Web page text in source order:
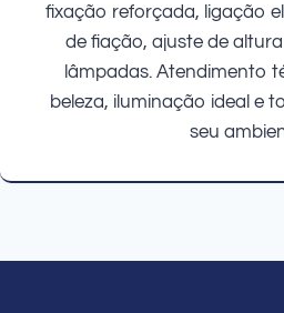
fixação reforçada, ligação
de fiação, ajuste de
lâmpadas. Atendimento
beleza, iluminação ideal e
seu